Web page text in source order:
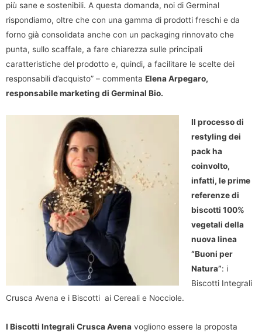
più sane e sostenibili. A questa domanda, noi di Germinal
rispondiamo, oltre che con una gamma di prodotti freschi e da
forno già consolidata anche con un packaging rinnovato che
punta, sullo scaffale, a fare chiarezza sulle principali
caratteristiche del prodotto e, quindi, a facilitare le scelte dei
responsabili d’acquisto” – commenta Elena Arpegaro,
responsabile marketing di Germinal Bio.
Il processo di
restyling dei
pack ha
coinvolto,
infatti, le prime
referenze di
biscotti 100%
vegetali della
nuova linea
“Buoni per
Natura”: i
Biscotti Integrali
Crusca Avena e i Biscotti ai Cereali e Nocciole.
I Biscotti Integrali Crusca Avena vogliono essere la proposta